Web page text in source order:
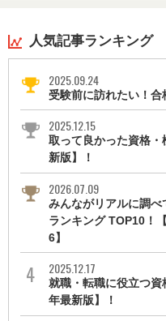
人気記事ランキング
2025.09.24
受験前に訪れたい！
2025.12.15
取って良かった資格
新版】！
2026.07.09
みんながリアルに調
ランキング TOP10！
6】
2025.12.17
就職・転職に役立つ
年最新版】！